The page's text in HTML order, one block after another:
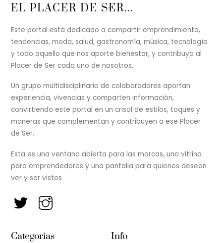
Back
Top
EL PLACER DE SER...
Este portal está dedicado a compartir emprendimiento,
tendencias, moda, salud, gastronomía, música, tecnología
y todo aquello que nos aporte bienestar, y contribuya al
Placer de Ser cada uno de nosotros.
Un grupo multidisciplinario de colaboradores aportan
experiencia, vivencias y comparten información,
convirtiendo este portal en un crisol de estilos, toques y
maneras que complementan y contribuyen a ese Placer
de Ser.
Esta es una ventana abierta para las marcas, una vitrina
para emprendedores y una pantalla para quienes deseen
ver y ser vistos
Categorias Info